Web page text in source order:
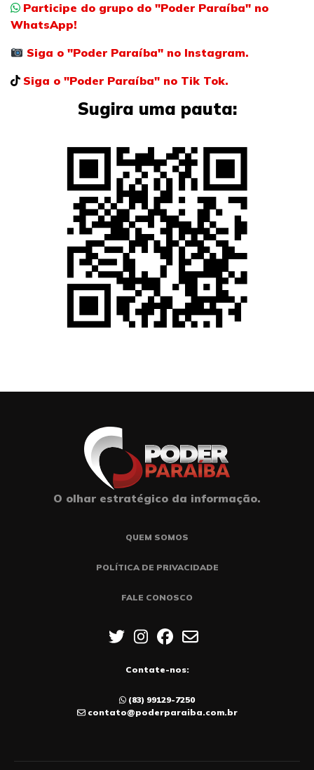
Participe do grupo do "Poder Paraíba" no
WhatsApp!
Siga o "Poder Paraíba" no Instagram.
Siga o "Poder Paraíba" no Tik Tok.
Sugira uma pauta:
O olhar estratégico da informação.
QUEM SOMOS
POLÍTICA DE PRIVACIDADE
FALE CONOSCO
Contate-nos:
(83) 99129-7250
contato@poderparaiba.com.br